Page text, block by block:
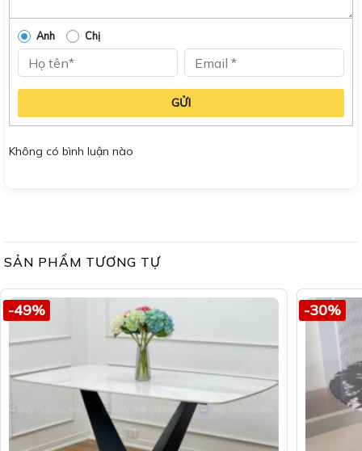
Anh Chị
GỬI
Không có bình luận nào
SẢN PHẨM TƯƠNG TỰ
-49% -30%